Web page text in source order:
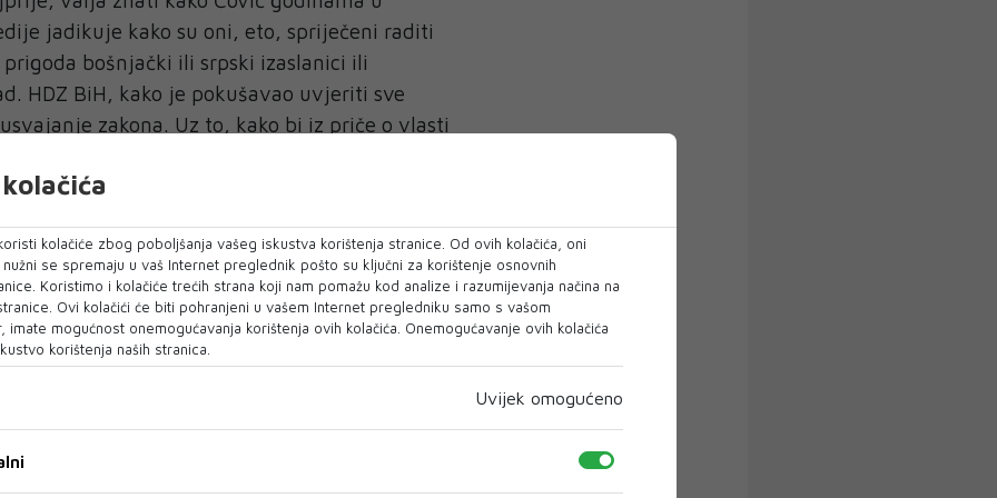
jadikuje kako su oni, eto, spriječeni raditi
prigoda bošnjački ili srpski izaslanici ili
HDZ BiH, kako je pokušavao uvjeriti sve
zakona. Uz to, kako bi iz priče o vlasti
Srpske, već dulje vrijeme svaku
BiH želi progurati izmjene i dopune Izbornog
većina u ovom Domu je prvo željela da se
ovih kadrova, pa onda o sve drugome, Čović
se radi o novom udaru na Hrvate, mržnji itd. A
naroda PS BiH usvaja prijedlog rasprave o
Izbornog zakona BiH, na licima hadezeovaca
kada su se malo sabrali traže pauzu od 15
kolačiće zbog poboljšanja vašeg iskustva korištenja stranice. Od ovih kolačića, oni
se spremaju u vaš Internet preglednik pošto su ključni za korištenje osnovnih
Koristimo i kolačiće trećih strana koji nam pomažu kod analize i razumijevanja načina na
Ovi kolačići će biti pohranjeni u vašem Internet pregledniku samo s vašom
imate mogućnost onemogućavanja korištenja ovih kolačića. Onemogućavanje ovih kolačića
korištenja naših stranica.
Uvijek omogućeno